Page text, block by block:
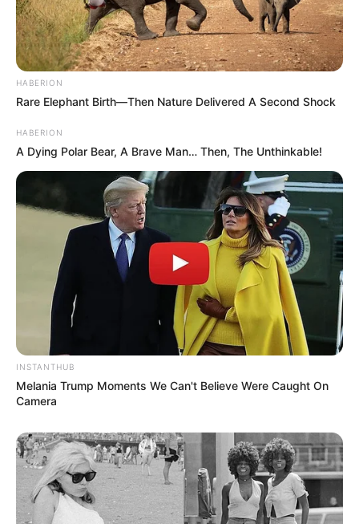
HABERION
Rare Elephant Birth—Then Nature Delivered A Second Shock
HABERION
A Dying Polar Bear, A Brave Man… Then, The Unthinkable!
INSTANTHUB
Melania Trump Moments We Can't Believe Were Caught On
Camera